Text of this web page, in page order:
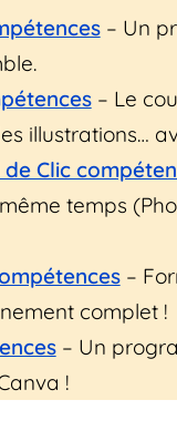
– Un
– Le
illustrations…
Clic
temps
–
complet !
– Un
!